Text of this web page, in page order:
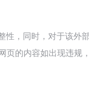
，同时，对于该外
页的内容如出现违规